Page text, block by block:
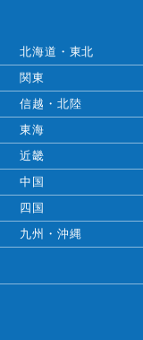
北海道・東北
関東
信越・北陸
東海
近畿
中国
四国
九州・沖縄